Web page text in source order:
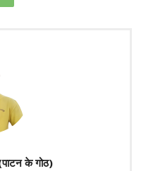
के गोठ)